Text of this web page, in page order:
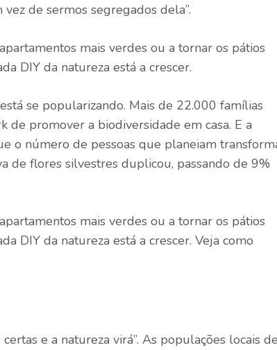
de sermos segregados dela”.
mais verdes ou a tornar os pátios
DIY da natureza está a crescer.
se popularizando. Mais de 22.000 famílias
promover a biodiversidade em casa. E a
o número de pessoas que planeiam
de flores silvestres duplicou, passando de 9%
mais verdes ou a tornar os pátios
DIY da natureza está a crescer. Veja como
e a natureza virá”. As populações locais